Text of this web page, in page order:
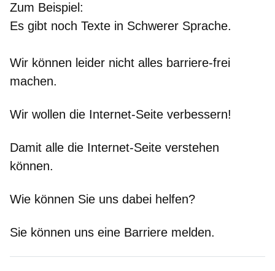
Zum Beispiel:
Es gibt noch Texte in Schwerer Sprache.
Wir können leider nicht alles barriere-frei
machen.
Wir wollen die Internet-Seite verbessern!
Damit alle die Internet-Seite verstehen
können.
Wie können Sie uns dabei helfen?
Sie können uns eine Barriere melden.